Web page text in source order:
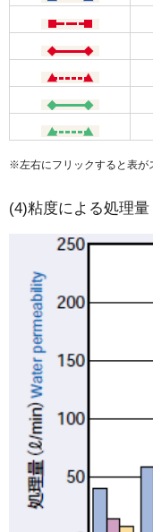
※左右にフリックすると表が
(4)粘度による処理量